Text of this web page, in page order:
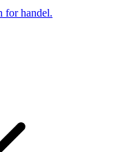
for handel.